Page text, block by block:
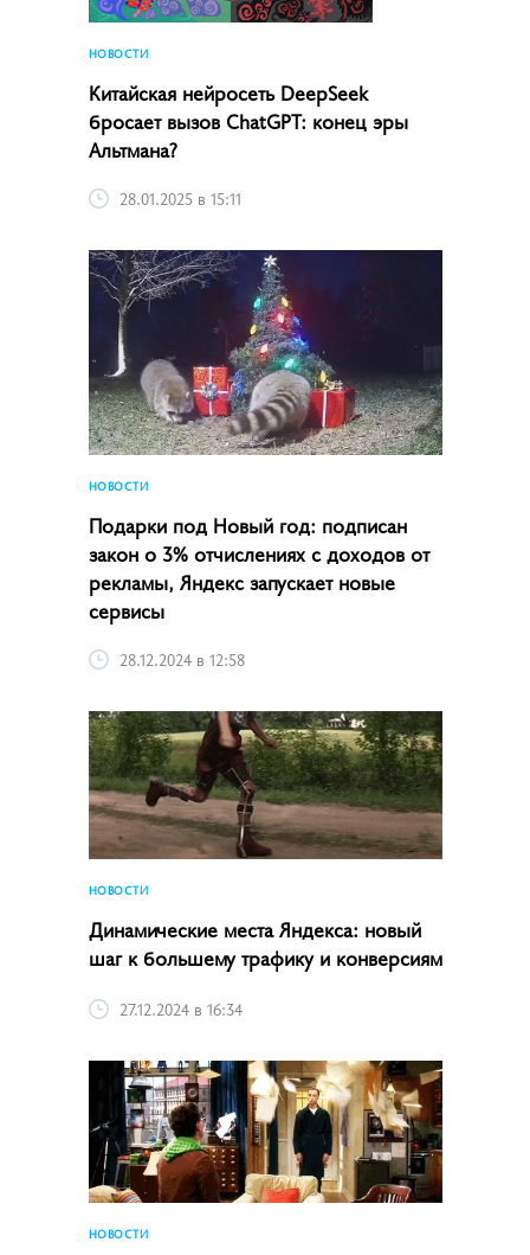
НОВОСТИ
Китайская нейросеть DeepSeek
бросает вызов ChatGPT: конец эры
Альтмана?
28.01.2025 в 15:11
НОВОСТИ
Подарки под Новый год: подписан
закон о 3% отчислениях с доходов от
рекламы, Яндекс запускает новые
сервисы
28.12.2024 в 12:58
НОВОСТИ
Динамические места Яндекса: новый
шаг к большему трафику и конверсиям
27.12.2024 в 16:34
НОВОСТИ